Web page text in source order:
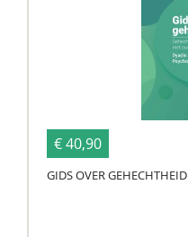
€ 40,90
GIDS OVER GEHECHTHEID